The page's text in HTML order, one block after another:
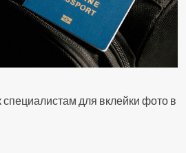
для вклейки фото в